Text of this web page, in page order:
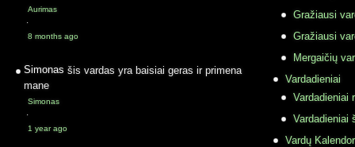
Aurimas
·
8 months ago
Simonas šis vardas yra baisiai geras ir primena
mane
Simonas
·
1 year ago
Gražiausi
Gražiausi
Mergaičių
Vardadieniai
Vardadieniai
Vardadieniai
Vardų